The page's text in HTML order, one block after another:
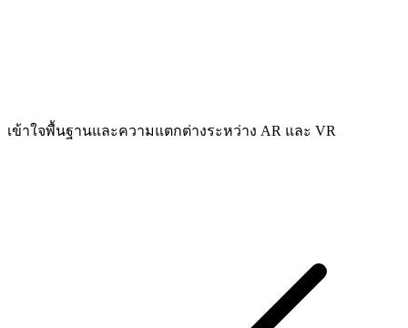
เข้าใจพื้นฐานและความแตกต่างระหว่าง AR และ VR